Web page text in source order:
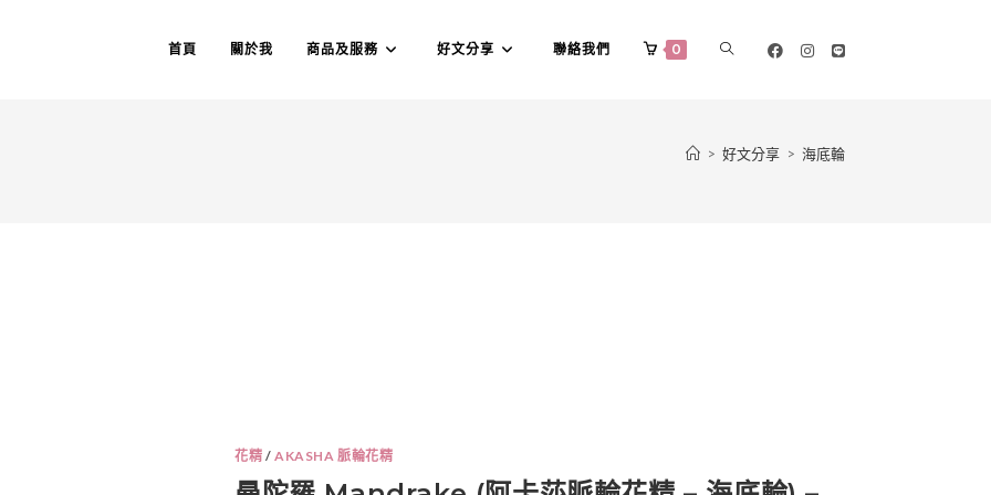
首頁 關於我 商品及服務 好文分享 聯絡我們 0
> 好文分享 > 海底輪
花精 /AKASHA 脈輪花精